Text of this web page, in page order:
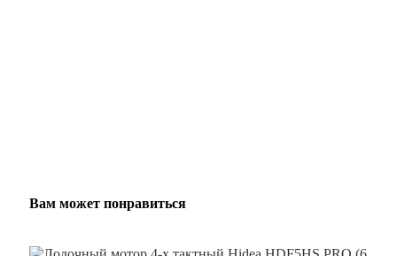
Вам может понравиться